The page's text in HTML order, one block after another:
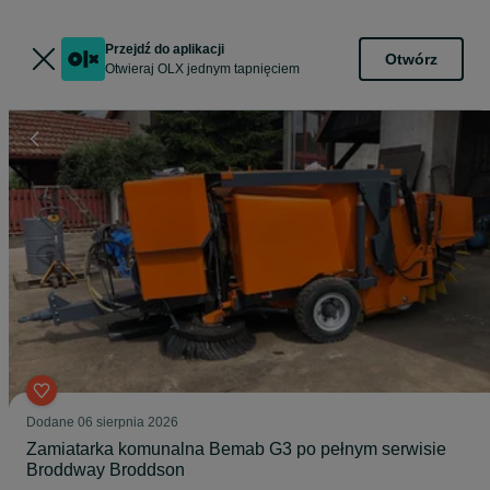
Przejdź do aplikacji
Otwieraj OLX jednym tapnięciem
Otwórz
Dodane 06 sierpnia 2026
Zamiatarka komunalna Bemab G3 po pełnym serwisie
Broddway Broddson